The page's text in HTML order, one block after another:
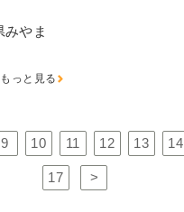
みやま
もっと見る
9 10 11 12 13 14
17 >